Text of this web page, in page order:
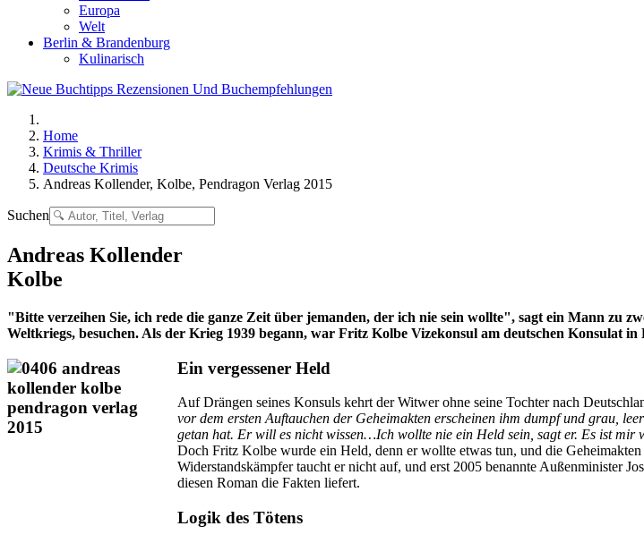
Europa
Welt
Berlin & Brandenburg
Kulinarisch
Home
Krimis & Thriller
Deutsche Krimis
Andreas Kollender, Kolbe, Pendragon Verlag 2015
Suchen
Andreas Kollender
Kolbe
"Bitte verzeihen Sie, ich rede die ganze Zeit über jemanden, der ich nie sein wollte", sagt ein Mann zu
Weltkriegs, besuchen. Als der Krieg 1939 begann, war Fritz Kolbe Vizekonsul am deutschen Konsulat in
Ein vergessener Held
Auf Drängen seines Konsuls kehrt der Witwer ohne seine Tochter nach
vor dem ersten Auftauchen der Geheimakten erscheinen ihm dumpf und grau,
getan hat. Er will es nicht wissen…Ich wollte nie ein Held sein, sagt er. Es ist mir
Doch Fritz Kolbe wurde ein Held, denn er wollte etwas tun, und die
Widerstandskämpfer taucht er nicht auf, und erst 2005 benannte Außenminister
diesen Roman die Fakten liefert.
Logik des Tötens